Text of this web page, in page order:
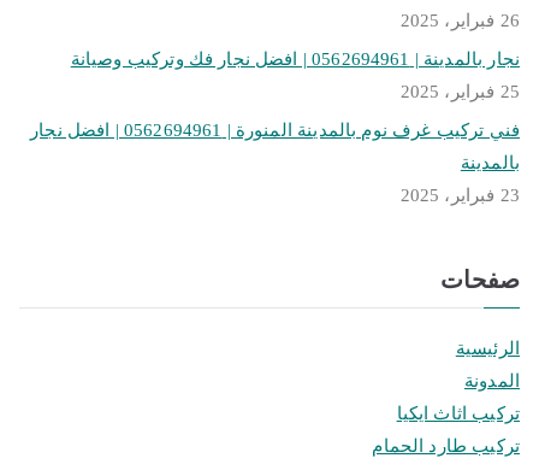
26 فبراير، 2025
نجار بالمدينة | 0562694961 | افضل نجار فك وتركيب وصيانة
25 فبراير، 2025
فني تركيب غرف نوم بالمدينة المنورة | 0562694961 | افضل نجار
بالمدينة
23 فبراير، 2025
صفحات
الرئيسية
المدونة
تركيب اثاث ايكيا
تركيب طارد الحمام